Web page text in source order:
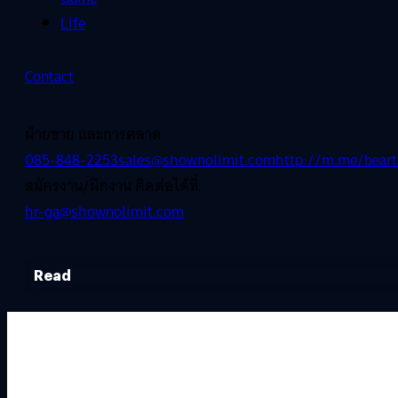
Life
Contact
ฝ่ายขาย และการตลาด
085-848-2253sales@shownolimit.comhttp://m.me/
สมัครงาน/ฝึกงาน ติดต่อได้ที่
hr-ga@shownolimit.com
Read